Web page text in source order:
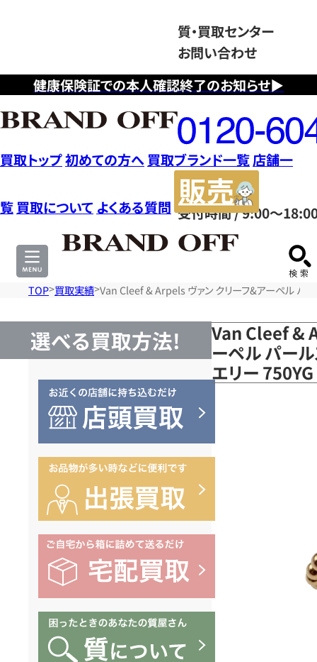
健康保険証での本人確認終了のお知らせ▶
質・買取センター
お問い合わせ
フ
リ
ー
ダ
イ
ヤ
ル
0120604117
受付時間 / 9:00～
買取トップ初めての方へ 買取ブランド一覧店舗一
覧 買取について よくある質問
サ
TOP 買取実績 Van Cleef & Arpels ヴァン クリーフ&アーペル パ
選べる買取方法!
Van Cleef &
ーペル パー
エリー